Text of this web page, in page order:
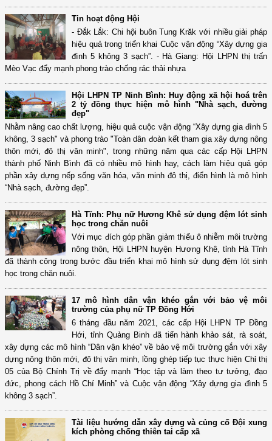
Tin hoạt động Hội
- Đắk Lắk: Chi hội buôn Tung Krăk với nhiều giải pháp
hiệu quả trong triển khai Cuộc vận động “Xây dựng gia
đình 5 không 3 sạch”. - Hà Giang: Hội LHPN thị trấn
Mèo Vạc đẩy mạnh phong trào chống rác thải nhựa
Hội LHPN TP Ninh Bình: Huy động xã hội hoá trên
2 tỷ đồng thực hiện mô hình "Nhà sạch, đường
đẹp"
Nhằm nâng cao chất lượng, hiệu quả cuộc vận động “Xây dựng gia đình 5
không, 3 sạch" và phong trào "Toàn dân đoàn kết tham gia xây dựng nông
thôn mới, đô thị văn minh", trong những năm qua các cấp Hội LHPN
thành phố Ninh Bình đã có nhiều mô hình hay, cách làm hiệu quả góp
phần xây dựng nếp sống văn hóa, văn minh đô thị, điển hình là mô hình
“Nhà sạch, đường đẹp”.
Hà Tĩnh: Phụ nữ Hương Khê sử dụng đệm lót sinh
học trong chăn nuôi
Với mục đích góp phần giảm thiểu ô nhiễm môi trường
nông thôn, Hội LHPN huyện Hương Khê, tỉnh Hà Tĩnh
đã thành công trong bước đầu triển khai mô hình sử dụng đệm lót sinh
học trong chăn nuôi.
17 mô hình dân vận khéo gắn với bảo vệ môi
trường của phụ nữ TP Đồng Hới
6 tháng đầu năm 2021, các cấp Hội LHPN TP Đồng
Hới, tỉnh Quảng Binh đã tiến hành khảo sát, rà soát,
xây dựng các mô hình “Dân vận khéo” về bảo vệ môi trường gắn với xây
dựng nông thôn mới, đô thị văn minh, lồng ghép tiếp tục thực hiện Chỉ thị
05 của Bộ Chính Trị về đẩy mạnh “Học tập và làm theo tư tưởng, đạo
đức, phong cách Hồ Chí Minh” và Cuộc vận động “Xây dựng gia đình 5
không 3 sạch”.
Tài liệu hướng dẫn xây dựng và củng cố Đội xung
kích phòng chống thiên tai cấp xã